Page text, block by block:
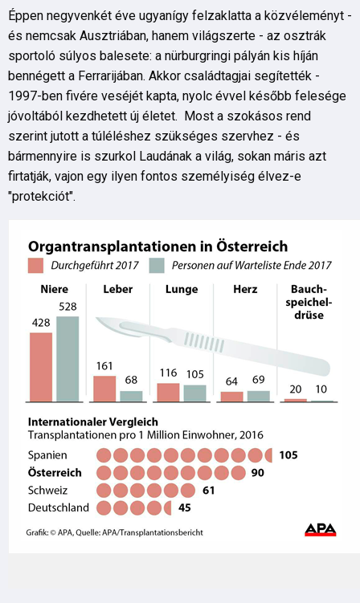
Éppen negyvenkét éve ugyanígy felzaklatta a közvéleményt -
és nemcsak Ausztriában, hanem világszerte - az osztrák
sportoló súlyos balesete: a nürburgringi pályán kis híján
bennégett a Ferrarijában. Akkor családtagjai segítették -
1997-ben fivére veséjét kapta, nyolc évvel később felesége
jóvoltából kezdhetett új életet. Most a szokásos rend
szerint jutott a túléléshez szükséges szervhez - és
bármennyire is szurkol Laudának a világ, sokan máris azt
firtatják, vajon egy ilyen fontos személyiség élvez-e
"protekciót".